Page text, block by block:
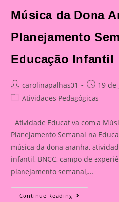
Música da Dona
Planejamento
Educação Infantil
Post
author:
carolinapalhas01
Post
published:
19 de
PostAtividades Pedagógicas
Atividade Educativa com a
Planejamento Semanal na
música da dona aranha,
infantil, BNCC, campo de
planejamento semanal,…
Continue Reading Atividade